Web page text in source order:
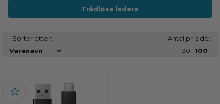
Trådløse ladere
Sorter etter:
Antal pr. side:
30
100